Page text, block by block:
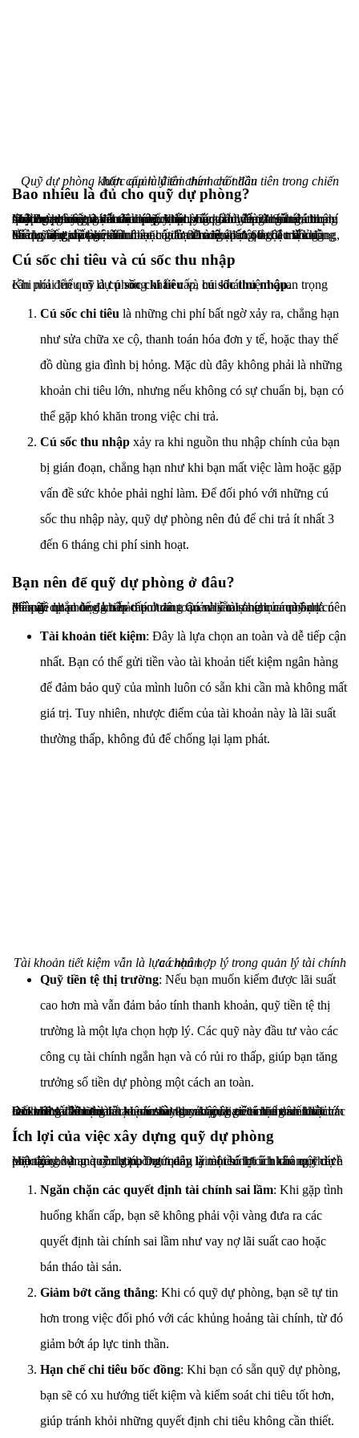
Quỹ dự phòng khẩn cấp là điểm then chốt đầu tiên trong chiến lược quản lý tài chính cá nhân
Bao nhiêu là đủ cho quỹ dự phòng?
Một trong những câu hỏi phổ biến khi quản lý tài chính cá nhân là: “Bao nhiêu là đủ cho quỹ dự phòng khẩn cấp?” Số tiền trong quỹ dự phòng phụ thuộc vào nhiều yếu tố như mức sống, thu nhập và các cam kết tài chính khác. Các chuyên gia tài chính thường khuyến cáo nên có quỹ dự phòng đủ để trang trải chi phí sinh hoạt trong 3 đến 6 tháng.
Ví dụ, nếu chi phí sinh hoạt của bạn hàng tháng là 10 triệu đồng, thì quỹ dự phòng nên có ít nhất từ 30 triệu đến 60 triệu đồng. Điều này giúp bạn đảm bảo có đủ tiền để vượt qua các khủng hoảng như mất việc làm hoặc giảm thu nhập đột ngột mà không cần lo lắng về tài chính.
Cú sốc chi tiêu và cú sốc thu nhập
Khi nói đến quỹ dự phòng khẩn cấp, hai khái niệm quan trọng cần phải hiểu rõ làcú sốc chi tiêuvà cú sốc thu nhập.
Cú sốc chi tiêu là những chi phí bất ngờ xảy ra, chẳng hạn
như sửa chữa xe cộ, thanh toán hóa đơn y tế, hoặc thay thế
đồ dùng gia đình bị hỏng. Mặc dù đây không phải là những
khoản chi tiêu lớn, nhưng nếu không có sự chuẩn bị, bạn có
thể gặp khó khăn trong việc chi trả.
Cú sốc thu nhập xảy ra khi nguồn thu nhập chính của bạn
bị gián đoạn, chẳng hạn như khi bạn mất việc làm hoặc gặp
vấn đề sức khỏe phải nghỉ làm. Để đối phó với những cú
sốc thu nhập này, quỹ dự phòng nên đủ để chi trả ít nhất 3
đến 6 tháng chi phí sinh hoạt.
Bạn nên để quỹ dự phòng ở đâu?
Vấn đề quan trọng tiếp theo trong quản lý tài chính cá nhân là nên để quỹ dự phòng khẩn cấp ở đâu. Có nhiều lựa chọn mà bạn có thể cân nhắc để đảm bảo tính an toàn và sẵn sàng của quỹ dự phòng.
Tài khoản tiết kiệm: Đây là lựa chọn an toàn và dễ tiếp cận
nhất. Bạn có thể gửi tiền vào tài khoản tiết kiệm ngân hàng
để đảm bảo quỹ của mình luôn có sẵn khi cần mà không mất
giá trị. Tuy nhiên, nhược điểm của tài khoản này là lãi suất
thường thấp, không đủ để chống lại lạm phát.
Tài khoản tiết kiệm vẫn là lựa chọn hợp lý trong quản lý tài chính cá nhân
Quỹ tiền tệ thị trường: Nếu bạn muốn kiếm được lãi suất
cao hơn mà vẫn đảm bảo tính thanh khoản, quỹ tiền tệ thị
trường là một lựa chọn hợp lý. Các quỹ này đầu tư vào các
công cụ tài chính ngắn hạn và có rủi ro thấp, giúp bạn tăng
trưởng số tiền dự phòng một cách an toàn.
Đối với số tiền dành cho cú sốc thu nhập, bạn có thể cân nhắc các tài khoản đầu tư dài hạn như tài khoản môi giới chịu thuế hoặc Roth IRA. Những tài khoản này tuy không có tính thanh khoản cao như tài khoản tiết kiệm nhưng mang lại tiềm năng sinh lời lớn hơn trong dài hạn.
Ích lợi của việc xây dựng quỹ dự phòng
Việc xây dựng quỹ dự phòng mang lại nhiều lợi ích không chỉ về mặt tài chính mà còn giúp bạn quản lý tài chính cá nhân một cách chủ động và an toàn hơn. Dưới đây là một số lợi ích của quỹ dự phòng:
Ngăn chặn các quyết định tài chính sai lầm: Khi gặp tình
huống khẩn cấp, bạn sẽ không phải vội vàng đưa ra các
quyết định tài chính sai lầm như vay nợ lãi suất cao hoặc
bán tháo tài sản.
Giảm bớt căng thẳng: Khi có quỹ dự phòng, bạn sẽ tự tin
hơn trong việc đối phó với các khủng hoảng tài chính, từ đó
giảm bớt áp lực tinh thần.
Hạn chế chi tiêu bốc đồng: Khi bạn có sẵn quỹ dự phòng,
bạn sẽ có xu hướng tiết kiệm và kiểm soát chi tiêu tốt hơn,
giúp tránh khỏi những quyết định chi tiêu không cần thiết.